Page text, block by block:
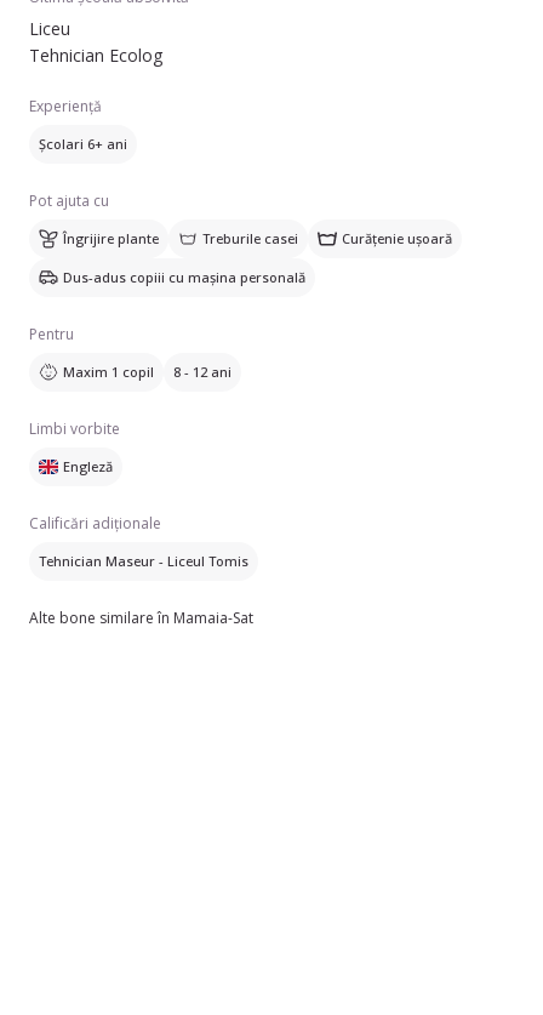
Liceu
Tehnician Ecolog
Experiență
Școlari 6+ ani
Pot ajuta cu
Îngrijire plante Treburile casei Curățenie ușoară
Dus-adus copiii cu mașina personală
Pentru
Maxim 1 copil 8 - 12 ani
Limbi vorbite
Engleză
Calificări adiționale
Tehnician Maseur - Liceul Tomis
Alte bone similare în Mamaia-Sat